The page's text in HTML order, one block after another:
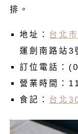
排。
地址： 台北市
運劍南路站3
訂位電話：
營業時間：
食記： 台北